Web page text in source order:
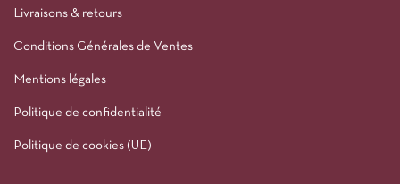
Livraisons & retours
Conditions Générales de Ventes
Mentions légales
Politique de confidentialité
Politique de cookies (UE)